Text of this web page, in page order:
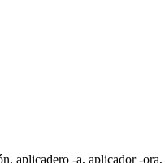
, aplicadero -a, aplicador -ora,